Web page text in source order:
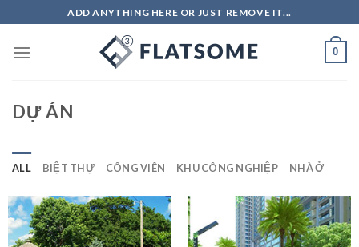
to
content
ADD ANYTHING HERE OR JUST REMOVE IT...
0
DỰ ÁN
ALL BIỆT THỰ CÔNG VIÊN KHU CÔNG NGHIỆP NHÀ Ở